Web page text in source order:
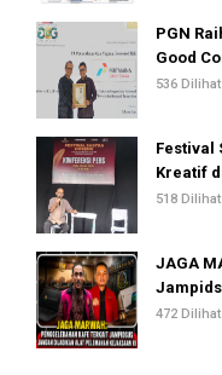
PGN
Good
536 Dilihat
Festival
Kreatif
518 Dilihat
JAGA
472 Dilihat